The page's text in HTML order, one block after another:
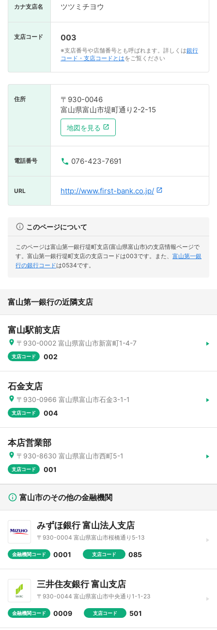
カナ支店名 ツツミチヨウ
支店コード 003
※支店番号や店舗番号とも呼ばれます。詳しくは銀行
コード・支店コードとはをご覧ください
住所
〒930-0046
富山県富山市堤町通り2-2-15
地図を見る
電話番号 076-423-7691
URL http://www.first-bank.co.jp/
このページについて
このページは富山第一銀行堤町支店(富山県富山市)の支店情報ページで
す。 富山第一銀行堤町支店の支店コードは003です。 また、 富山第一銀
行の銀行コードは0534です。
富山第一銀行の近隣支店
富山駅前支店
〒930-0002 富山県富山市新富町1-4-7
支店コード 002
石金支店
〒930-0966 富山県富山市石金3-1-1
支店コード 004
本店営業部
〒930-8630 富山県富山市西町5-1
支店コード 001
富山市のその他の金融機関
みずほ銀行 富山法人支店
〒930-0004 富山県富山市桜橋通り5-13
金融機関コード 0001 支店コード 085
三井住友銀行 富山支店
〒930-0044 富山県富山市中央通り1-1-23
金融機関コード 0009 支店コード 501